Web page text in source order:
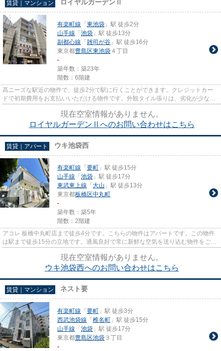
賃貸｜マンション ロイヤルガーデンⅡ
有楽町線 「 東池袋 」駅 徒歩2分
山手線 「 池袋 」駅 徒歩13分
副都心線 「 雑司が谷 」駅 徒歩16分
東京都豊島区東池袋 ４丁目
-
築年数：築23年
階数：6階建
高ニーズな駅近の物件で、徒歩2分で駅に行くことができます。クレジットカー
ドで初期費用をお支払いいただける物件です。外観タイル張りは、劣化が少なく
現在空室情報がありません。
ロイヤルガーデンⅡへのお問い合わせはこちら
賃貸｜アパート ウキ池袋西
有楽町線 「 要町 」駅 徒歩15分
山手線 「 池袋 」駅 徒歩17分
東武東上線 「 大山 」駅 徒歩13分
東京都板橋区中丸町
-
築年数：築5年
階数：2階建
アコレ 板橋中丸町店まで徒歩4分です。こちらの物件はアパートです。この物件
は駅まで徒歩15分の立地です。通風良好で常に新鮮な空気を送り込む物件をご案
現在空室情報がありません。
ウキ池袋西へのお問い合わせはこちら
賃貸｜マンション ネスト要
有楽町線 「 要町 」駅 徒歩3分
西武池袋線 「 椎名町 」駅 徒歩15分
山手線 「 池袋 」駅 徒歩17分
東京都豊島区池袋 ３丁目
-